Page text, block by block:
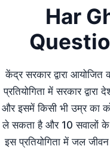
Har
केंद्र सरकार द्वारा
प्रतियोगिता में सरकार
और इसमें किसी भी उम्र का
ले सकता है और 10 सवालों के
इस प्रतियोगिता में जल